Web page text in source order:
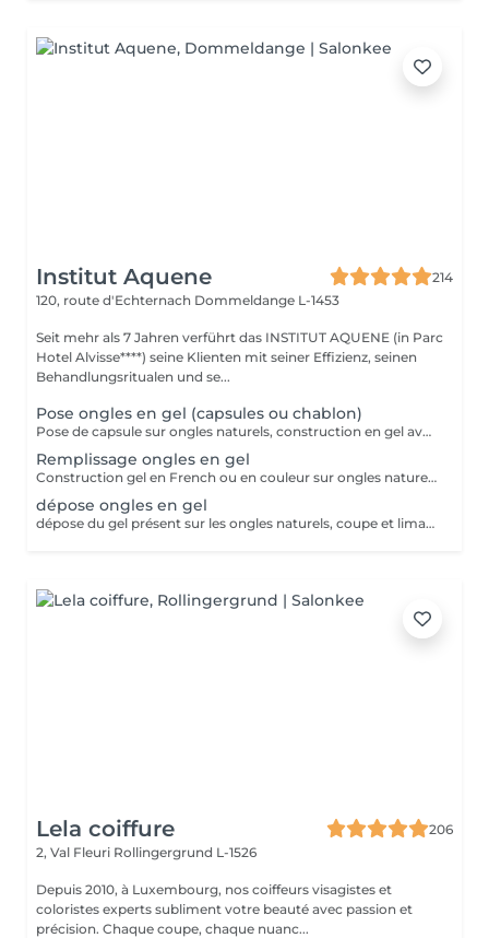
Institut Aquene
214
120, route d'Echternach Dommeldange L-1453
Seit mehr als 7 Jahren verführt das INSTITUT AQUENE (in Parc
Hotel Alvisse****) seine Klienten mit seiner Effizienz, seinen
Behandlungsritualen und se...
Pose ongles en gel (capsules ou chablon)
Pose de capsule sur ongles naturels, construction en gel avec French ou couleur. Pour des ongles plus long. Tiens entre 3 à 4 semaines avant de faire le remplissage
Remplissage ongles en gel
Construction gel en French ou en couleur sur ongles naturels.
dépose ongles en gel
dépose du gel présent sur les ongles naturels, coupe et limage des ongles naturels
Lela coiffure
206
2, Val Fleuri Rollingergrund L-1526
Depuis 2010, à Luxembourg, nos coiffeurs visagistes et
coloristes experts subliment votre beauté avec passion et
précision. Chaque coupe, chaque nuanc...